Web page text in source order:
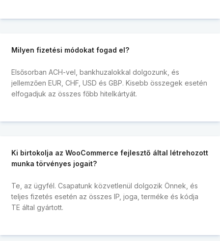
Milyen fizetési módokat fogad el?
Elsősorban ACH-vel, bankhuzalokkal dolgozunk, és
jellemzően EUR, CHF, USD és GBP. Kisebb összegek esetén
elfogadjuk az összes főbb hitelkártyát.
Ki birtokolja az WooCommerce fejlesztő által létrehozott
munka törvényes jogait?
Te, az ügyfél. Csapatunk közvetlenül dolgozik Önnek, és
teljes fizetés esetén az összes IP, joga, terméke és kódja
TE által gyártott.